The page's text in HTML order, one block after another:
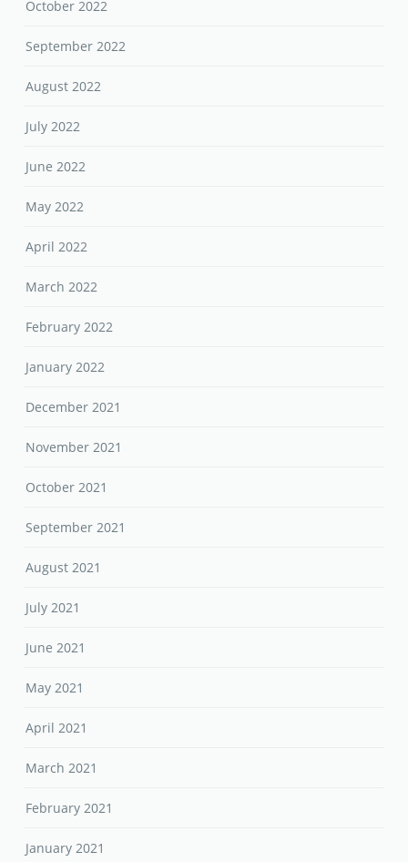
October 2022
September 2022
August 2022
July 2022
June 2022
May 2022
April 2022
March 2022
February 2022
January 2022
December 2021
November 2021
October 2021
September 2021
August 2021
July 2021
June 2021
May 2021
April 2021
March 2021
February 2021
January 2021